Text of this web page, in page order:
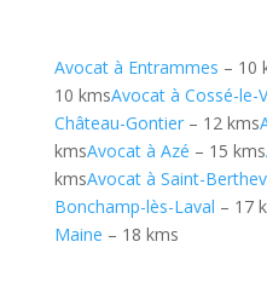
Avocat à Entrammes – 10
10 kmsAvocat à Cossé-le-
Château-Gontier– 12 kms
kmsAvocat à Azé – 15 kms
kmsAvocat à Saint-
Bonchamp-lès-Laval – 17
Maine – 18 kms